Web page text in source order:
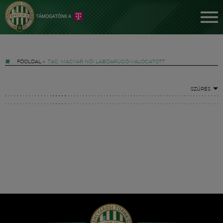
FŐOLDAL » TAG: MAGYAR NŐI LABDARÚGÓ-VÁLOGATOTT
SZŰRÉS
Hírek